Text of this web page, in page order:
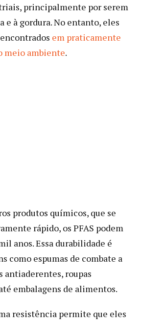
principalmente por serem
e à gordura. No entanto, eles
em praticamente
meio ambiente.
produtos químicos, que se
rápido, os PFAS podem
anos. Essa durabilidade é
como espumas de combate a
antiaderentes, roupas
embalagens de alimentos.
resistência permite que eles